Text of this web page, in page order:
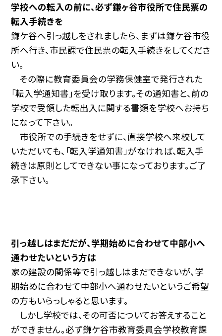
学校への転入の前に、必ず鎌ヶ谷市役所で住民票の
転入手続きを
鎌ケ谷へ引っ越しをされましたら、まずは鎌ケ谷市役
所へ行き、市民課で住民票の転入手続きをしてくださ
い。
その際に教育委員会の学務保健室で発行された
「転入学通知書」を受け取ります。その通知書と、前の
学校で受領した転出入に関する書類を学校へお持ち
になって下さい。
市役所での手続きをせずに、直接学校へ来校して
いただいても、「転入学通知書」がなければ、転入手
続きは原則としてできない事になっております。ご了
承下さい。
引っ越しはまだだが、学期始めに合わせて中部小へ
通わせたいという方は
家の建設の関係等で引っ越しはまだできないが、学
期始めに合わせて中部小へ通わせたいというご希望
の方もいらっしゃると思います。
しかし学校では、その可否についてお答えすること
ができません。必ず鎌ケ谷市教育委員会学校教育課